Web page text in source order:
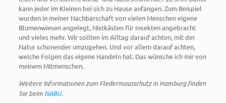
kann jeder im Kleinen bei sich zu Hause anfangen. Zum Beispiel
wurden in meiner Nachbarschaft von vielen Menschen eigene
Blumenwiesen angelegt, Nistkästen für Insekten angebracht
und vieles mehr. Wir sollten im Alltag darauf achten, mit der
Natur schonender umzugehen. Und vor allem darauf achten,
welche Folgen das eigene Handeln hat. Das wünsche ich mir von
meinem Mitmenschen.
Weitere Informationen zum Fledermausschutz in Hamburg finden
Sie beim NABU.